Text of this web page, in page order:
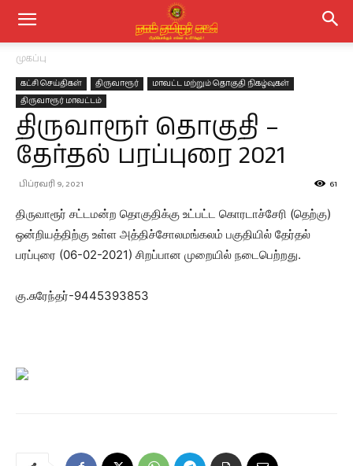
முகப்பு
கட்சி செய்திகள் திருவாரூர்
மாவட்ட மற்றும் தொகுதி நிகழ்வுகள்
திருவாரூர் மாவட்டம்
திருவாரூர் தொகுதி –
தேர்தல் பரப்புரை 2021
பிப்ரவரி 9, 2021 61
திருவாரூர் சட்டமன்ற தொகுதிக்கு உட்பட்ட கொரடாச்சேரி (தெற்கு)
ஒன்றியத்திற்கு உள்ள அத்திச்சோலமங்கலம் பகுதியில் தேர்தல்
பரப்புரை (06-02-2021) சிறப்பான முறையில் நடைபெற்றது.
கு.சுரேந்தர்-9445393853